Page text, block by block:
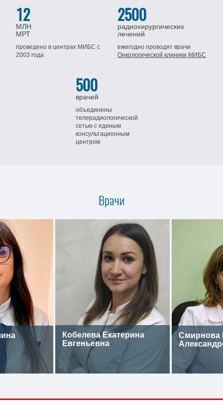
12
МЛН
МРТ
проведено в центрах МИБСс
2003 года
2500
радиохирургических
лечений
ежегодно проводят врачи
Онкологической клиники МИБС
500
врачей
объединены
телерадиологической
сетью с единым
консультационным
центром
Врачи
Кобелева Екатерина
Евгеньевна
Смирнова